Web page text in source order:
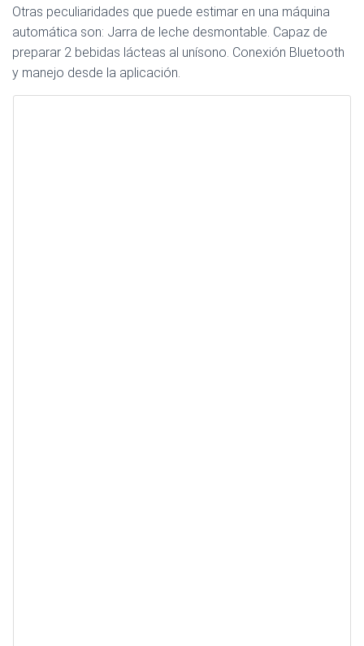
Otras peculiaridades que puede estimar en una máquina
automática son: Jarra de leche desmontable. Capaz de
preparar 2 bebidas lácteas al unísono. Conexión Bluetooth
y manejo desde la aplicación.